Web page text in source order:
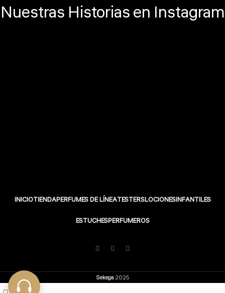
Nuestras Historias en Instagram
INICIOTIENDAPERFUMES DE LÍNEATESTERSLOCIONESINFANTILES
ESTUCHESPERFUMEROS
Sekega2025